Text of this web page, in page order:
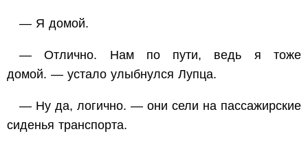
— Я домой.
— Отлично. Нам по пути, ведь я тоже
домой. — устало улыбнулся Лупца.
— Ну да, логично. — они сели на пассажирские
сиденья транспорта.